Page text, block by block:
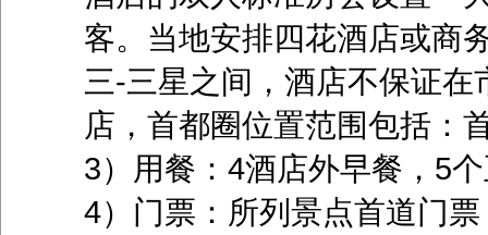
客。当地安排四花酒店或商
三-三星之间，酒店不保证
店，首都圈位置范围包括：
3）用餐：4酒店外早餐，5
4）门票：所列景点首道门